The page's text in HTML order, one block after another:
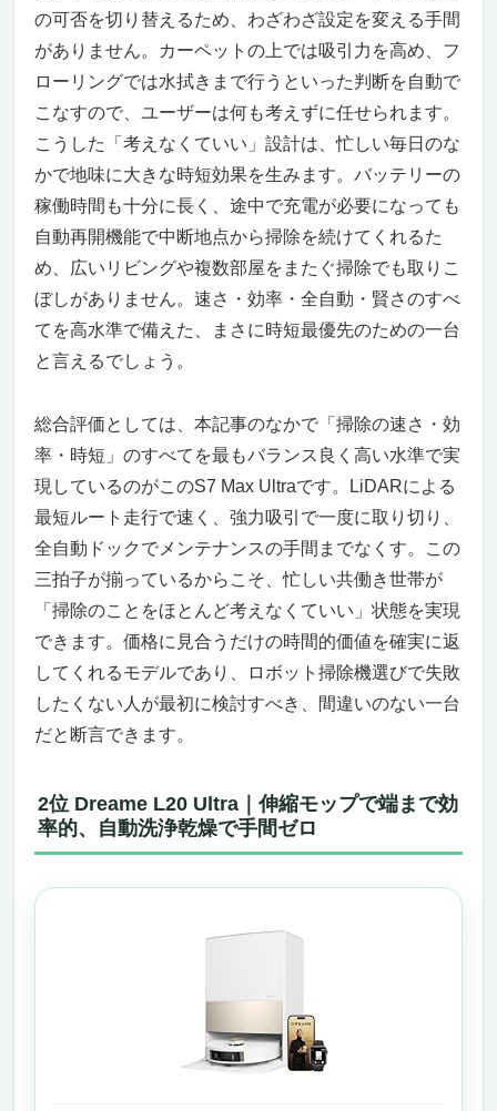
の可否を切り替えるため、わざわざ設定を変える手間
がありません。カーペットの上では吸引力を高め、フ
ローリングでは水拭きまで行うといった判断を自動で
こなすので、ユーザーは何も考えずに任せられます。
こうした「考えなくていい」設計は、忙しい毎日のな
かで地味に大きな時短効果を生みます。バッテリーの
稼働時間も十分に長く、途中で充電が必要になっても
自動再開機能で中断地点から掃除を続けてくれるた
め、広いリビングや複数部屋をまたぐ掃除でも取りこ
ぼしがありません。速さ・効率・全自動・賢さのすべ
てを高水準で備えた、まさに時短最優先のための一台
と言えるでしょう。
総合評価としては、本記事のなかで「掃除の速さ・効
率・時短」のすべてを最もバランス良く高い水準で実
現しているのがこのS7 Max Ultraです。LiDARによる
最短ルート走行で速く、強力吸引で一度に取り切り、
全自動ドックでメンテナンスの手間までなくす。この
三拍子が揃っているからこそ、忙しい共働き世帯が
「掃除のことをほとんど考えなくていい」状態を実現
できます。価格に見合うだけの時間的価値を確実に返
してくれるモデルであり、ロボット掃除機選びで失敗
したくない人が最初に検討すべき、間違いのない一台
だと断言できます。
2位 Dreame L20 Ultra｜伸縮モップで端まで効
率的、自動洗浄乾燥で手間ゼロ